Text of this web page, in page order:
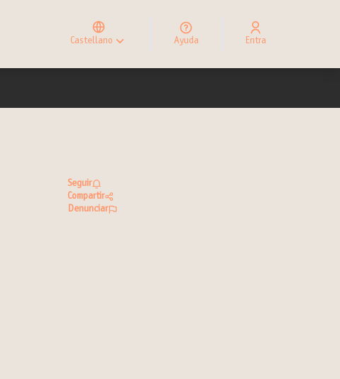
Castellano
Elegir el idioma
Choose language
Ayuda Entra
Seguir
Compartir
Denunciar